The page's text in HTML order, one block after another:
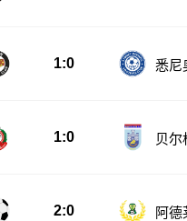
1:0
悉尼
1:0
贝尔
2:0
阿德